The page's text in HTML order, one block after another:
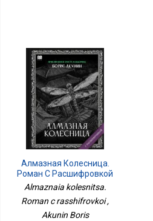
Алмазная Колесница.
Роман С Расшифровкой
Almaznaia kolesnitsa.
Roman c rasshifrovkoi ,
Akunin Boris